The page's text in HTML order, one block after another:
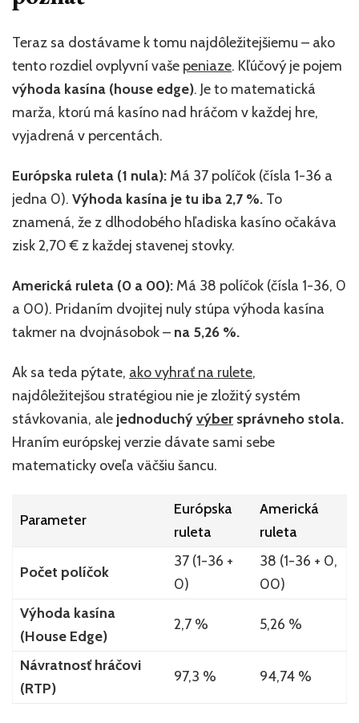
Teraz sa dostávame k tomu najdôležitejšiemu – ako
tento rozdiel ovplyvní vaše peniaze. Kľúčový je pojem
výhoda kasína (house edge). Je to matematická
marža, ktorú má kasíno nad hráčom v každej hre,
vyjadrená v percentách.
Európska ruleta (1 nula): Má 37 políčok (čísla 1-36 a
jedna 0). Výhoda kasína je tu iba 2,7 %. To
znamená, že z dlhodobého hľadiska kasíno očakáva
zisk 2,70 € z každej stavenej stovky.
Americká ruleta (0 a 00): Má 38 políčok (čísla 1-36, 0
a 00). Pridaním dvojitej nuly stúpa výhoda kasína
takmer na dvojnásobok – na 5,26 %.
Ak sa teda pýtate, ako vyhrať na rulete,
najdôležitejšou stratégiou nie je zložitý systém
stávkovania, ale jednoduchývýber správneho stola.
Hraním európskej verzie dávate sami sebe
matematicky oveľa väčšiu šancu.
Parameter
Európska
ruleta
Americká
ruleta
Počet políčok
37 (1-36 +
0)
38 (1-36 + 0,
00)
Výhoda kasína
(House Edge)
2,7 % 5,26 %
Návratnosť hráčovi
(RTP)
97,3 % 94,74 %